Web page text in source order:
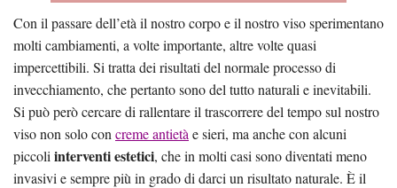
Con il passare dell’età il nostro corpo e il nostro viso sperimentano
molti cambiamenti, a volte importante, altre volte quasi
impercettibili. Si tratta dei risultati del normale processo di
invecchiamento, che pertanto sono del tutto naturali e inevitabili.
Si può però cercare di rallentare il trascorrere del tempo sul nostro
viso non solo con creme antietà e sieri, ma anche con alcuni
piccoli interventi estetici, che in molti casi sono diventati meno
invasivi e sempre più in grado di darci un risultato naturale. È il